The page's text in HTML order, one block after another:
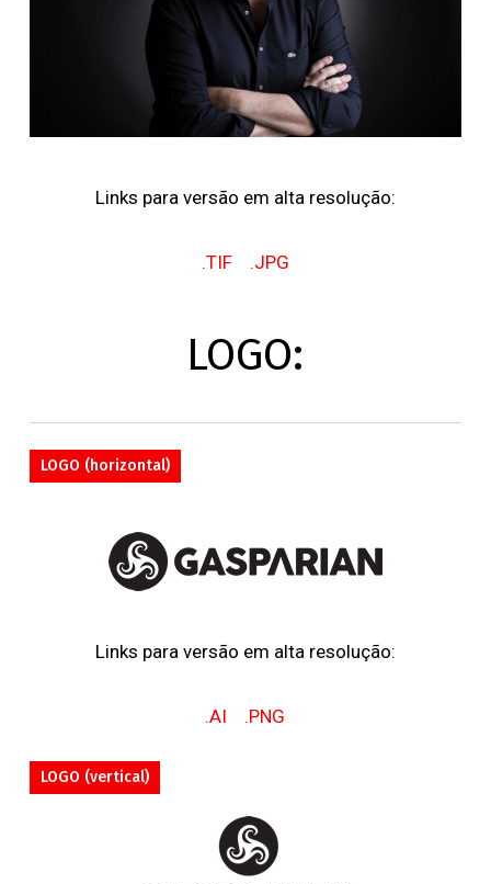
Links para versão em alta resolução:
.TIF .JPG
LOGO:
LOGO (horizontal)
Links para versão em alta resolução:
.AI .PNG
LOGO (vertical)